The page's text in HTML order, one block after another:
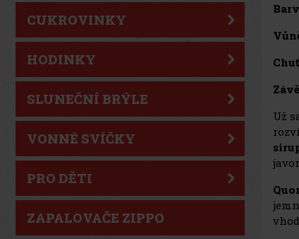
CUKROVINKY
HODINKY
SLUNEČNÍ BRÝLE
VONNÉ SVÍČKY
PRO DĚTI
ZAPALOVAČE ZIPPO
Už